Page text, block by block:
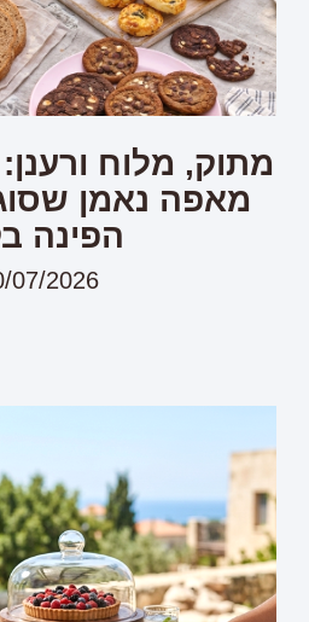
מתוק, מלוח
מאפה נאמן
הפינה
07/2026